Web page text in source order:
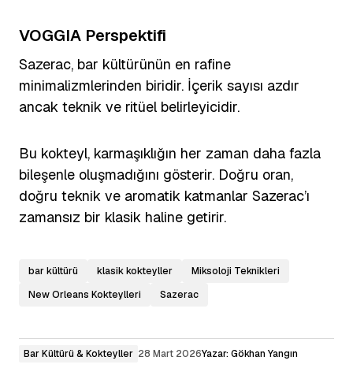
VOGGIA Perspektifi
Sazerac, bar kültürünün en rafine
minimalizmlerinden biridir. İçerik sayısı azdır
ancak teknik ve ritüel belirleyicidir.
Bu kokteyl, karmaşıklığın her zaman daha fazla
bileşenle oluşmadığını gösterir. Doğru oran,
doğru teknik ve aromatik katmanlar Sazerac’ı
zamansız bir klasik haline getirir.
bar kültürü klasik kokteyller
Miksoloji Teknikleri
New Orleans Kokteylleri
Sazerac
Bar Kültürü & Kokteyller 28 Mart 2026Yazar: Gökhan Yangın